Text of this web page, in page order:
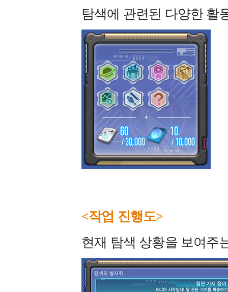
탐색에 관련된 다양한 활
<작업 진행도>
현재 탐색 상황을 보여주